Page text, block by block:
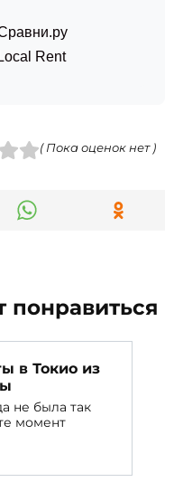
Local Rent
( Пока оценок нет )
в Токио из
не была так
момент